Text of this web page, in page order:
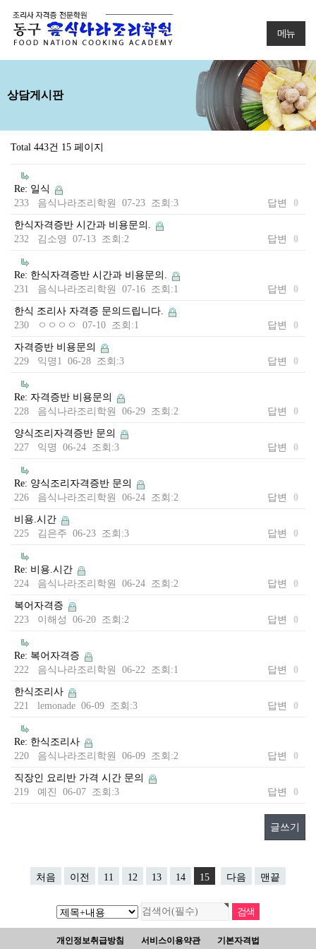
메뉴
상담게시판
Total 443건 15 페이지
Re: 일식
233 음식나라조리학원 07-23 조회:3
답변 0
한식자격증반 시간과 비용문의.
232 김소영 07-13 조회:2
답변 0
Re: 한식자격증반 시간과 비용문의.
231 음식나라조리학원 07-16 조회:1
답변 0
한식 조리사 자격증 문의드립니다.
230 ㅇㅇㅇㅇ 07-10 조회:1
답변 0
자격증반 비용문의
229 익명1 06-28 조회:3
답변 0
Re: 자격증반 비용문의
228 음식나라조리학원 06-29 조회:2
답변 0
양식조리자격증반 문의
227 익명 06-24 조회:3
답변 0
Re: 양식조리자격증반 문의
226 음식나라조리학원 06-24 조회:2
답변 0
비용.시간
225 김은주 06-23 조회:3
답변 0
Re: 비용.시간
224 음식나라조리학원 06-24 조회:2
답변 0
복어자격증
223 이해성 06-20 조회:2
답변 0
Re: 복어자격증
222 음식나라조리학원 06-22 조회:1
답변 0
한식조리사
221 lemonade 06-09 조회:3
답변 0
Re: 한식조리사
220 음식나라조리학원 06-09 조회:2
답변 0
직장인 요리반 가격 시간 문의
219 예진 06-07 조회:3
답변 0
글쓰기
처음 이전 11 12 13 14 15 다음 맨끝
개인정보취급방침 서비스이용약관 기본자격법